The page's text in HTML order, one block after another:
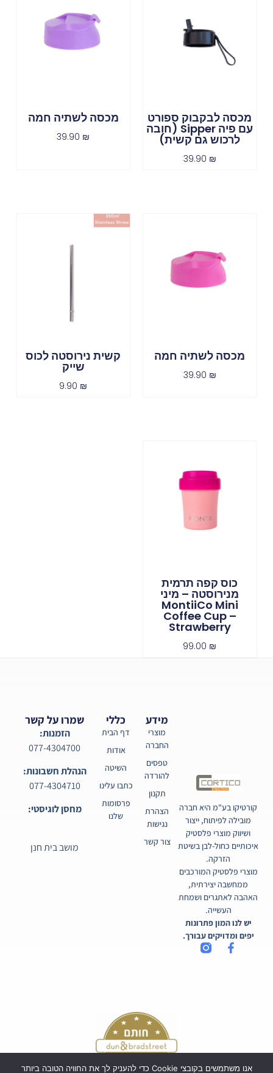
מכסה לבקבוק ספורט
עם פיה Sipper (חובה
לרכוש גם קשית)
39.90 ₪
מכסה לשתיה חמה
39.90 ₪
מכסה לשתיה חמה
39.90 ₪
קשית נירוסטה לכוס
שייק
9.90 ₪
כוס קפה תרמית
מנירוסטה – מיני
MontiiCo Mini
Coffee Cup –
Strawberry
99.00 ₪
קורטיקו בע"מ היא חברה
מובילה לפיתוח, ייצור
ושיווק מוצרי פלסטיק
איכותיים כחול-לבן בשיטת
הזרקה.
מוצרי פלסטיק המורכבים
ממחשבה יצירתית,
האהבה לאתגרים ושמחת
העשייה.
יש לנו המון פתרונות
יפים ומדויקים עבורך.
כללי
דף הבית
אודות
השיטה
כתבו עלינו
פרסומות
שלנו
מידע
מוצרי
החברה
טפסים
להורדה
תקנון
הצהרת
נגישות
צור קשר
שמרו על קשר
הזמנות:
077-4304700
הנהלת חשבונות:
077-4304710
מחסן לוגיסטי:
מושב בית חנן
אנו משתמשים בקובצי Cookie כדי להעניק לך את החוויה הטובה ביותר